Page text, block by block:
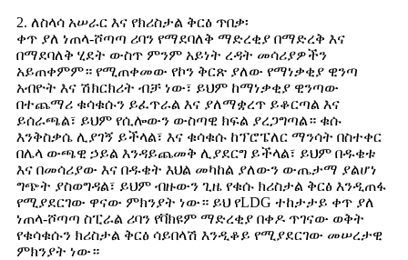
2. ለስላሳ አሠራር እና የክሪስታል ቅርፅ ጥበቃ፡
ቀጥ ያለ ነጠላ-ሾጣጣ ሪባን የማደባለቅ ማድረቂያ በማድረቅ እና
በማደባለቅ ሂደት ውስጥ ምንም አይነት ረዳት መሳሪያዎችን
አይጠቀምም። የሚጠቀመው የኮን ቅርጽ ያለው የማነቃቂያ ዊንጣ
አብዮት እና ሽክርክሪት ብቻ ነው፣ ይህም ከማነቃቂያ ዊንጣው
በተጨማሪ ቁሳቁሱን ይፈጥራል እና ያለማቋረጥ ይቆርጣል እና
ይሰራጫል፣ ይህም የሲሎውን ውስጣዊ ክፍል ያረጋግጣል። ቁሱ
እንቅስቃሴ ሊያገኝ ይችላል፣ እና ቁሳቁሱ ከፕሮፔለር ማንሳት በስተቀር
በሌላ ውጫዊ ኃይል እንዳይጨመቅ ሊያደርግ ይችላል፣ ይህም በዱቄቱ
እና በመሳሪያው እና በዱቄት እህል መካከል ያለውን ውጤታማ ያልሆነ
ግጭት ያስወግዳል፣ ይህም ብዙውን ጊዜ የቁሱ ክሪስታል ቅርፅ እንዲጠፋ
የሚያደርገው ዋናው ምክንያት ነው። ይህ የLDG ተከታታይ ቀጥ ያለ
ነጠላ-ሾጣጣ ስፒራል ሪባን የቫክዩም ማድረቂያ በቀዶ ጥገናው ወቅት
የቁሳቁሱን ክሪስታል ቅርፅ ሳይበላሽ እንዲቆይ የሚያደርገው መሠረታዊ
ምክንያት ነው።